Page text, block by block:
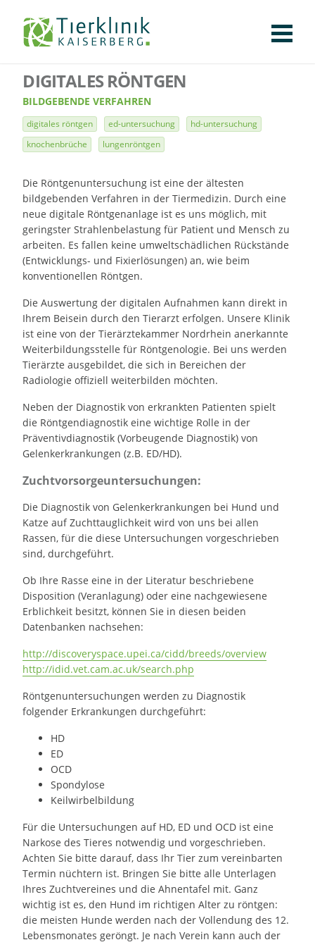
KLINIK
CHIRURGIE
AUGENHEILKUNDE
KARDIOLOGIE
BILDGEBUNG
INNERE MEDIZIN
WEITERE
AKTUELLES
KARRIERE
VERANSTALTUNGEN
PUBLIKATIONEN
DOWNLOADS
LEXIKON
Tierklinik
Kaiserberg
DIGITALES RÖNTGEN
BILDGEBENDE VERFAHREN
digitales röntgen ed-untersuchung
hd-untersuchung
knochenbrüche
lungenröntgen
Die Röntgenuntersuchung ist eine der ältesten
bildgebenden Verfahren in der Tiermedizin. Durch eine
neue digitale Röntgenanlage ist es uns möglich, mit
geringster Strahlenbelastung für Patient und Mensch zu
arbeiten. Es fallen keine umweltschädlichen Rückstände
(Entwicklungs- und Fixierlösungen) an, wie beim
konventionellen Röntgen.
Die Auswertung der digitalen Aufnahmen kann direkt in
Ihrem Beisein durch den Tierarzt erfolgen. Unsere Klinik
ist eine von der Tierärztekammer Nordrhein anerkannte
Weiterbildungsstelle für Röntgenologie. Bei uns werden
Tierärzte ausgebildet, die sich in Bereichen der
Radiologie offiziell weiterbilden möchten.
Neben der Diagnostik von erkrankten Patienten spielt
die Röntgendiagnostik eine wichtige Rolle in der
Präventivdiagnostik (Vorbeugende Diagnostik) von
Gelenkerkrankungen (z.B. ED/HD).
Zuchtvorsorgeuntersuchungen:
Die Diagnostik von Gelenkerkrankungen bei Hund und
Katze auf Zuchttauglichkeit wird von uns bei allen
Rassen, für die diese Untersuchungen vorgeschrieben
sind, durchgeführt.
Ob Ihre Rasse eine in der Literatur beschriebene
Disposition (Veranlagung) oder eine nachgewiesene
Erblichkeit besitzt, können Sie in diesen beiden
Datenbanken nachsehen:
http://discoveryspace.upei.ca/cidd/breeds/overview
http://idid.vet.cam.ac.uk/search.php
Röntgenuntersuchungen werden zu Diagnostik
folgender Erkrankungen durchgeführt:
HD
ED
OCD
Spondylose
Keilwirbelbildung
Für die Untersuchungen auf HD, ED und OCD ist eine
Narkose des Tieres notwendig und vorgeschrieben.
Achten Sie bitte darauf, dass Ihr Tier zum vereinbarten
Termin nüchtern ist. Bringen Sie bitte alle Unterlagen
Ihres Zuchtvereines und die Ahnentafel mit. Ganz
wichtig ist es, den Hund im richtigen Alter zu röntgen:
die meisten Hunde werden nach der Vollendung des 12.
Lebensmonates geröngt. Je nach Verein kann auch der